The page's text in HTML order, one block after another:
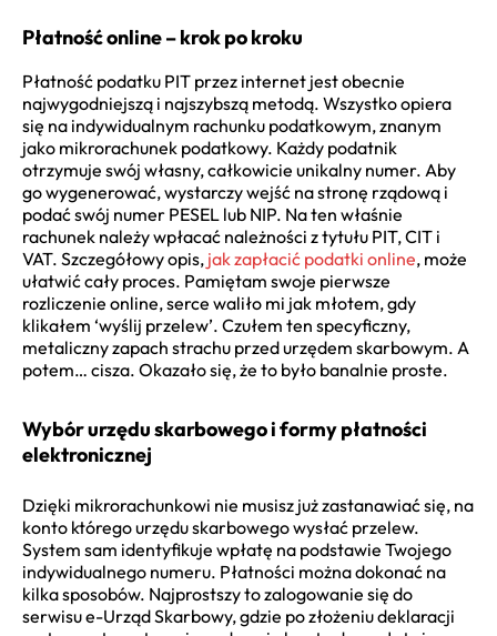
Płatność online – krok po kroku
Płatność podatku PIT przez internet jest obecnie
najwygodniejszą i najszybszą metodą. Wszystko opiera
się na indywidualnym rachunku podatkowym, znanym
jako mikrorachunek podatkowy. Każdy podatnik
otrzymuje swój własny, całkowicie unikalny numer. Aby
go wygenerować, wystarczy wejść na stronę rządową i
podać swój numer PESEL lub NIP. Na ten właśnie
rachunek należy wpłacać należności z tytułu PIT, CIT i
VAT. Szczegółowy opis, jak zapłacić podatki online, może
ułatwić cały proces. Pamiętam swoje pierwsze
rozliczenie online, serce waliło mi jak młotem, gdy
klikałem ‘wyślij przelew’. Czułem ten specyficzny,
metaliczny zapach strachu przed urzędem skarbowym. A
potem… cisza. Okazało się, że to było banalnie proste.
Wybór urzędu skarbowego i formy płatności
elektronicznej
Dzięki mikrorachunkowi nie musisz już zastanawiać się, na
konto którego urzędu skarbowego wysłać przelew.
System sam identyfikuje wpłatę na podstawie Twojego
indywidualnego numeru. Płatności można dokonać na
kilka sposobów. Najprostszy to zalogowanie się do
serwisu e-Urząd Skarbowy, gdzie po złożeniu deklaracji